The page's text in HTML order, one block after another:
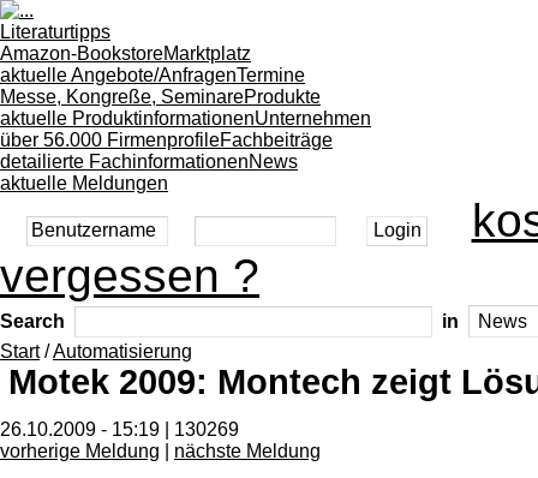
Literaturtipps
Amazon-BookstoreMarktplatz
aktuelle Angebote/AnfragenTermine
Messe, Kongreße, SeminareProdukte
aktuelle ProduktinformationenUnternehmen
über 56.000 FirmenprofileFachbeiträge
detailierte FachinformationenNews
aktuelle Meldungen
vergessen ?
Search
in
Start/Automatisierung
Motek 2009: Montech zeigt
26.10.2009 - 15:19 | 130269
vorherige Meldung
nächste Meldung